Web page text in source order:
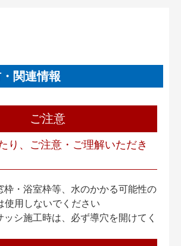
関連情報
ご注意
り、ご注意・ご理解いただき
・浴室枠等、水のかかる可能性の
使用しないでください
シ施工時は、必ず導穴を開けてく